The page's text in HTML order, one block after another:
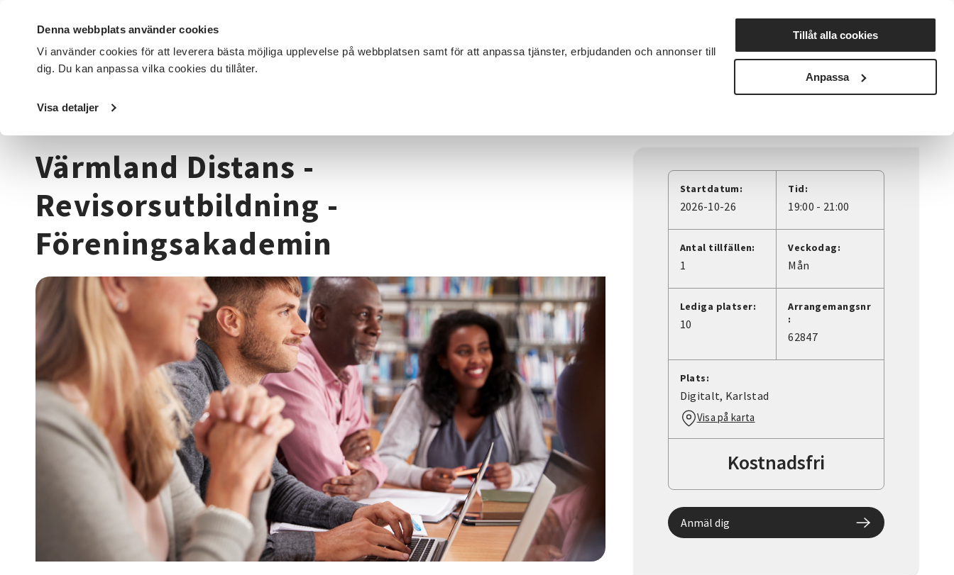
Denna webbplats använder cookies
Vi använder cookies för att leverera bästa möjliga upplevelse på webbplatsen samt för att anpassa tjänster, erbjudanden och annonser till
dig. Du kan anpassa vilka cookies du tillåter.
Visa detaljer
Tillåt alla cookies
Anpassa
DET HÄR GÖR VI FÖR DIG SOM SÖK KURSER OCH EVENEMANG Nyheter Avdelningar
Startsida / Kurser och evenemang
Värmland Distans -
Revisorsutbildning -
Föreningsakademin
Startdatum:
2026-10-26
Tid:
19:00 - 21:00
Antal tillfällen:
1
Veckodag:
Mån
Lediga platser:
10
Arrangemangsnr
:
62847
Plats:
Digitalt, Karlstad
Visa på karta
Kostnadsfri
Anmäl dig